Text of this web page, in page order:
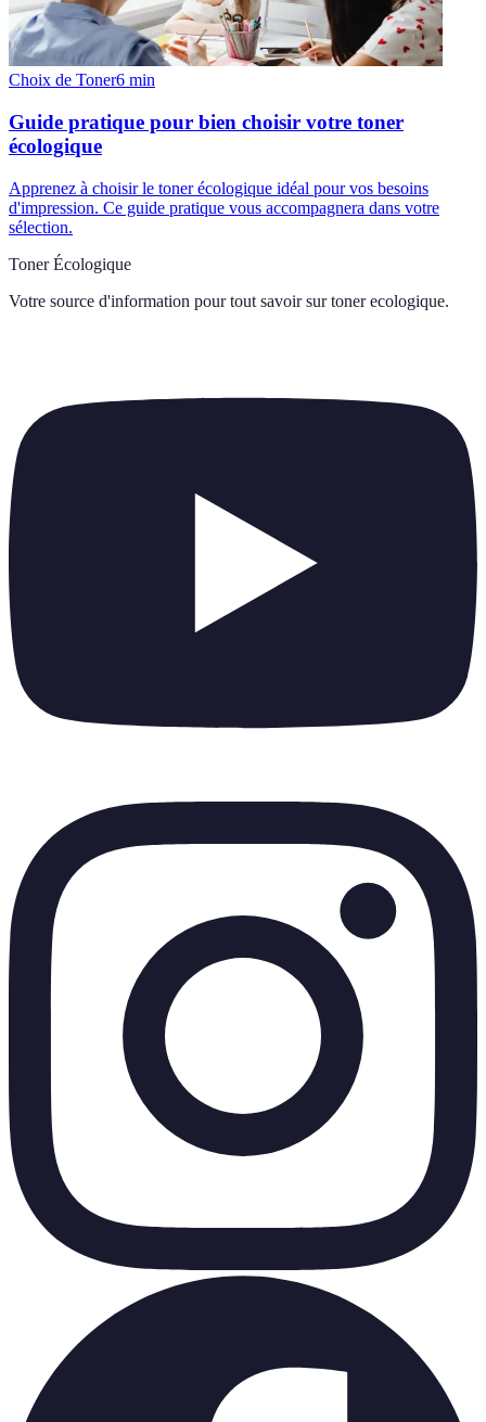
Choix de Toner6 min
Guide pratique pour bien choisir votre toner
écologique
Apprenez à choisir le toner écologique idéal pour vos besoins
d'impression. Ce guide pratique vous accompagnera dans votre
sélection.
Toner Écologique
Votre source d'information pour tout savoir sur toner ecologique.